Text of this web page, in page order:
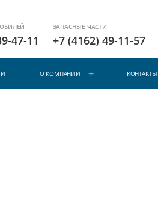
47-11
ЗАПАСНЫЕ ЧАСТИ
+7 (4162) 49-11-57
О КОМПАНИИ КОНТАКТЫ